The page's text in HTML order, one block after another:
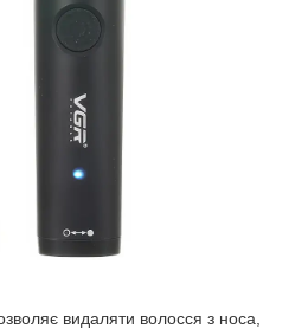
видаляти волосся з носа,